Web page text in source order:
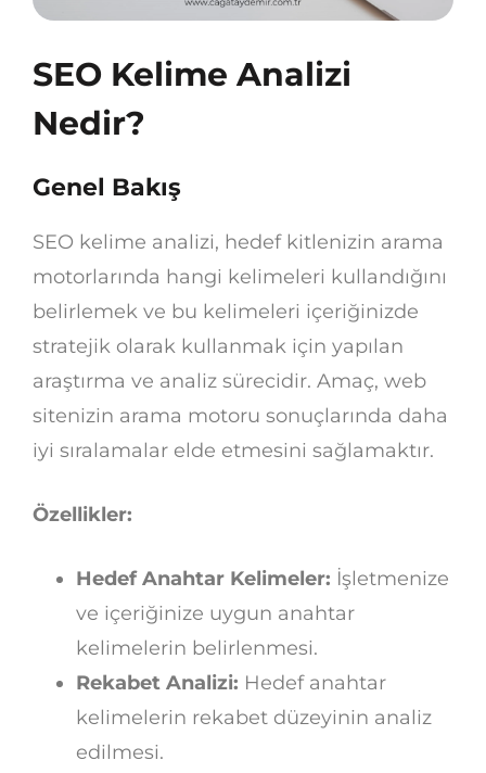
SEO Kelime Analizi
Nedir?
Genel Bakış
SEO kelime analizi, hedef kitlenizin arama
motorlarında hangi kelimeleri kullandığını
belirlemek ve bu kelimeleri içeriğinizde
stratejik olarak kullanmak için yapılan
araştırma ve analiz sürecidir. Amaç, web
sitenizin arama motoru sonuçlarında daha
iyi sıralamalar elde etmesini sağlamaktır.
Özellikler:
Hedef Anahtar Kelimeler: İşletmenize
ve içeriğinize uygun anahtar
kelimelerin belirlenmesi.
Rekabet Analizi: Hedef anahtar
kelimelerin rekabet düzeyinin analiz
edilmesi.